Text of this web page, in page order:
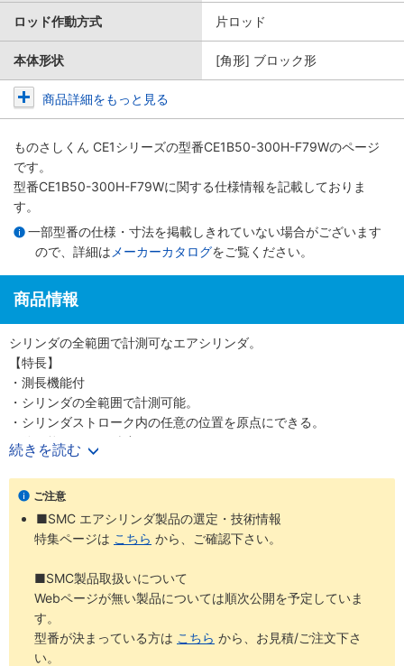
ロッド作動方式 片ロッド
本体形状 [角形] ブロック形
商品詳細をもっと見る
ものさしくん CE1シリーズの型番CE1B50-300H-F79Wのページ
です。
型番CE1B50-300H-F79Wに関する仕様情報を記載しておりま
す。
一部型番の仕様・寸法を掲載しきれていない場合がございます
ので、詳細は メーカーカタログをご覧ください。
商品情報
シリンダの全範囲で計測可なエアシリンダ。
【特長】
・測長機能付
・シリンダの全範囲で計測可能。
・シリンダストローク内の任意の位置を原点にできる。
・分解能0.1mm（精度±0.2mm）
・電源電圧DC12～24V
・ストロークバリエーションの充実
・耐ノイズ性向上
続きを読む
ご注意
■SMC エアシリンダ製品の選定・技術情報
特集ページは こちら から、ご確認下さい。
■SMC製品取扱いについて
Webページが無い製品については順次公開を予定していま
す。
型番が決まっている方は こちら から、お見積/ご注文下さ
い。